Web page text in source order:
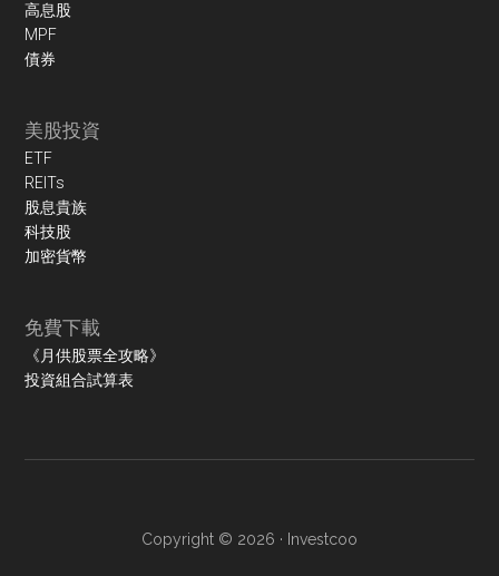
高息股
MPF
債券
美股投資
ETF
REITs
股息貴族
科技股
加密貨幣
免費下載
《月供股票全攻略》
投資組合試算表
Copyright © 2026 · Investcoo